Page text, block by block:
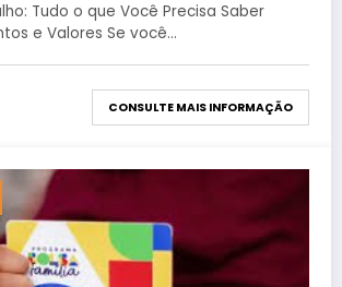
Tudo o que Você Precisa Saber
e Valores Se você…
CONSULTE MAIS INFORMAÇÃO